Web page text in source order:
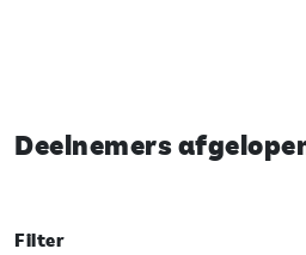
Deelnemers
Filter